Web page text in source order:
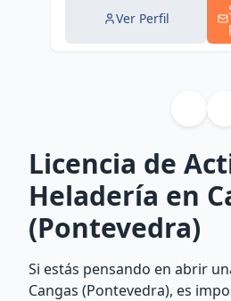
Ver Perfil
Licencia de
Heladería en
(Pontevedra)
Si estás pensando en abrir
Cangas (Pontevedra), es